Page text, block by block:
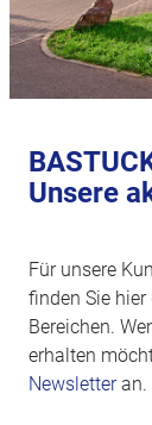
Unsere
Für unsere
finden Sie
Bereichen.
erhalten
Newsletteran.